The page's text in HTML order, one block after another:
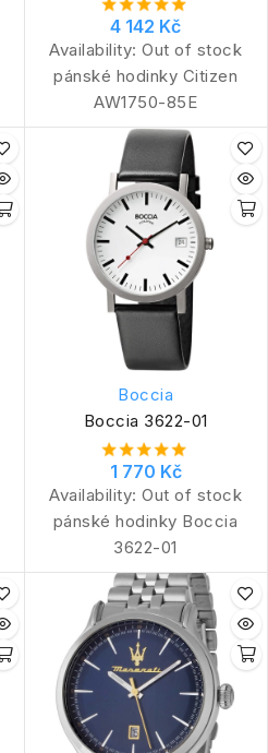
4 142 Kč
Availability: Out of stock
pánské hodinky Citizen
AW1750-85E
Boccia
Boccia 3622-01
1 770 Kč
Availability: Out of stock
pánské hodinky Boccia
3622-01